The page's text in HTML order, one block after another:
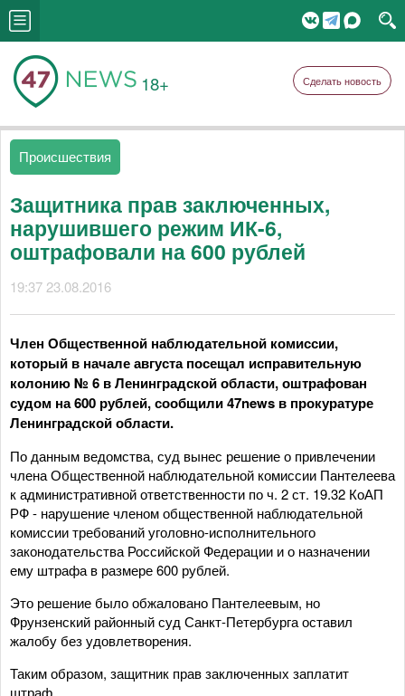
18+ Сделать новость
Происшествия
Защитника прав заключенных,
нарушившего режим ИК-6,
оштрафовали на 600 рублей
19:37 23.08.2016
Член Общественной наблюдательной комиссии,
который в начале августа посещал исправительную
колонию № 6 в Ленинградской области, оштрафован
судом на 600 рублей, сообщили 47news в прокуратуре
Ленинградской области.
По данным ведомства, суд вынес решение о привлечении
члена Общественной наблюдательной комиссии Пантелеева
к административной ответственности по ч. 2 ст. 19.32 КоАП
РФ - нарушение членом общественной наблюдательной
комиссии требований уголовно-исполнительного
законодательства Российской Федерации и о назначении
ему штрафа в размере 600 рублей.
Это решение было обжаловано Пантелеевым, но
Фрунзенский районный суд Санкт-Петербурга оставил
жалобу без удовлетворения.
Таким образом, защитник прав заключенных заплатит
штраф.